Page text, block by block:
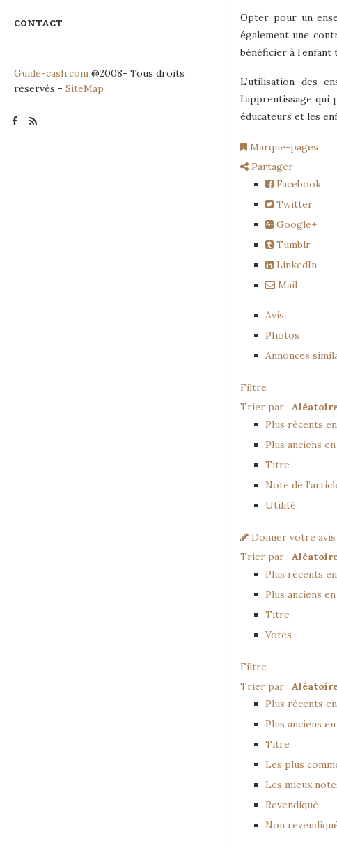
CONTACT
Guide-cash.com @2008- Tous droits
réservés - SiteMap
Opter pour un
également une
bénéficier à l’enfant
L’utilisation des
l’apprentissage qui
éducateurs et les
Marque-pages
Partager
Facebook
Twitter
Google+
Tumblr
LinkedIn
Mail
Avis
Photos
Annonces
Filtre
Trier par :
Plus récents
Plus anciens
Titre
Note de
Utilité
Donner votre avis
Trier par :
Plus récents
Plus anciens
Titre
Votes
Filtre
Trier par :
Plus récents
Plus anciens
Titre
Les plus
Les mieux
Revendiqué
Non